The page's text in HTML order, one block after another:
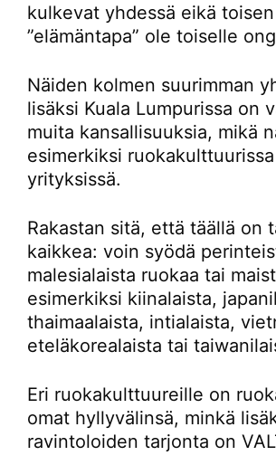
kulkevat yhdessä eikä toisen
”elämäntapa” ole toiselle
Näiden kolmen suurimman
lisäksi Kuala Lumpurissa on
muita kansallisuuksia, mikä
esimerkiksi
yrityksissä.
Rakastan sitä, että täällä on
kaikkea: voin syödä
malesialaista ruokaa tai
esimerkiksi kiinalaista,
thaimaalaista, intialaista,
eteläkorealaista tai
Eri ruokakulttuureille on
omat hyllyvälinsä, minkä
ravintoloiden tarjonta on